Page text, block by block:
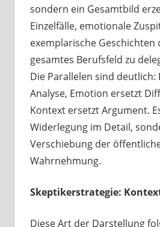
sondern ein Gesamtbild
Einzelfälle, emotionale
exemplarische Geschichten
gesamtes Berufsfeld zu
Die Parallelen sind deutlich:
Analyse, Emotion ersetzt
Kontext ersetzt Argument.
Widerlegung im Detail,
Verschiebung der
Wahrnehmung.
Skeptikerstrategie:
Diese Art der Darstellung